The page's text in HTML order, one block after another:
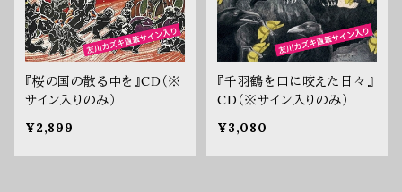
『桜の国の散る中を』CD（※
サイン入りのみ）
¥2,899
『千羽鶴を口に咬えた日々』
CD（※サイン入りのみ）
¥3,080